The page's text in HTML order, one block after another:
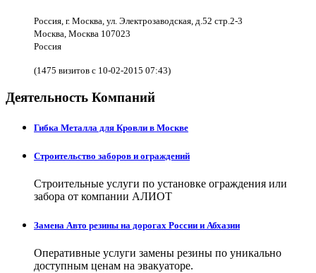
Россия, г. Москва, ул. Электрозаводская, д.52 стр.2-3
Москва, Москва 107023
Россия
(1475 визитов с 10-02-2015 07:43)
Деятельность Компаний
Гибка Металла для Кровли в Москве
Строительство заборов и ограждений
Строительные услуги по установке ограждения или
забора от компании АЛИОТ
Замена Авто резины на дорогах России и Абхазии
Оперативные услуги замены резины по уникально
доступным ценам на эвакуаторе.